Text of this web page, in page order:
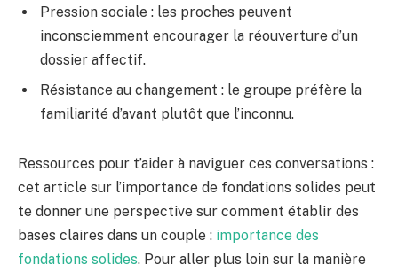
Pression sociale : les proches peuvent
inconsciemment encourager la réouverture d’un
dossier affectif.
Résistance au changement : le groupe préfère la
familiarité d’avant plutôt que l’inconnu.
Ressources pour t’aider à naviguer ces conversations :
cet article sur l’importance de fondations solides peut
te donner une perspective sur comment établir des
bases claires dans un couple : importance des
fondations solides. Pour aller plus loin sur la manière